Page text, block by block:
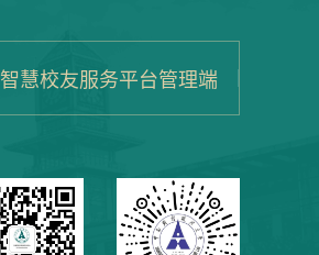
智慧校友服务平台管理端